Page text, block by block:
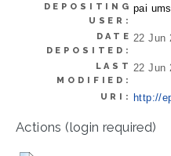
DEPOSITING
USER:
pai
DATE
DEPOSITED:
22 Jun
LAST
MODIFIED:
22 Jun
URI: http://
Actions (login required)